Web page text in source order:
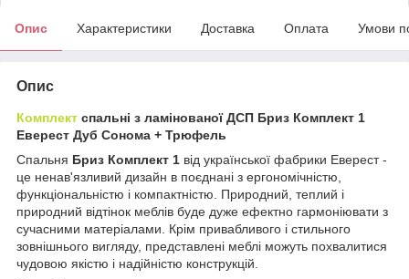
Опис Характеристики Доставка Оплата Умови
Опис
Комплект спальні з ламінованої ДСП Бриз Комплект 1
Еверест Дуб Сонома + Трюфель
Спальня Бриз Комплект 1 від української фабрики Еверест -
це ненав'язливий дизайн в поєднані з ергономічністю,
функціональністю і компактністю. Природний, теплий і
природний відтінок меблів буде дуже ефектно гармоніювати з
сучасними матеріалами. Крім привабливого і стильного
зовнішнього вигляду, представлені меблі можуть похвалитися
чудовою якістю і надійністю конструкцій.